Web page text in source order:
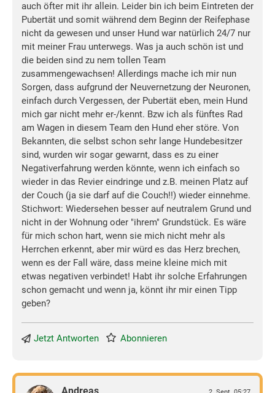
auch öfter mit ihr allein. Leider bin ich beim Eintreten der
Pubertät und somit während dem Beginn der Reifephase
nicht da gewesen und unser Hund war natürlich 24/7 nur
mit meiner Frau unterwegs. Was ja auch schön ist und
die beiden sind zu nem tollen Team
zusammengewachsen! Allerdings mache ich mir nun
Sorgen, dass aufgrund der Neuvernetzung der Neuronen,
einfach durch Vergessen, der Pubertät eben, mein Hund
mich gar nicht mehr er-/kennt. Bzw ich als fünftes Rad
am Wagen in diesem Team den Hund eher störe. Von
Bekannten, die selbst schon sehr lange Hundebesitzer
sind, wurden wir sogar gewarnt, dass es zu einer
Negativerfahrung werden könnte, wenn ich einfach so
wieder in das Revier eindringe und z.B. meinen Platz auf
der Couch (ja sie darf auf die Couch!!) wieder einnehme.
Stichwort: Wiedersehen besser auf neutralem Grund und
nicht in der Wohnung oder "ihrem" Grundstück. Es wäre
für mich schon hart, wenn sie mich nicht mehr als
Herrchen erkennt, aber mir würd es das Herz brechen,
wenn es der Fall wäre, dass meine kleine mich mit
etwas negativen verbindet! Habt ihr solche Erfahrungen
schon gemacht und wenn ja, könnt ihr mir einen Tipp
geben?
Jetzt Antworten Abonnieren